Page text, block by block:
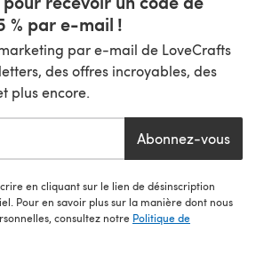
% par e-mail !
par e-mail de LoveCrafts
des offres incroyables, des
plus encore.
Abonnez-vous
en cliquant sur le lien de désinscription
Pour en savoir plus sur la manière dont nous
consultez notre Politique de